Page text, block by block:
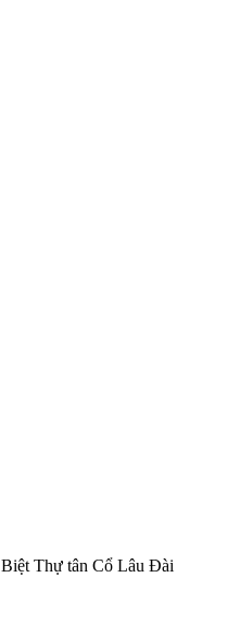
Thự tân Cổ Lâu Đài